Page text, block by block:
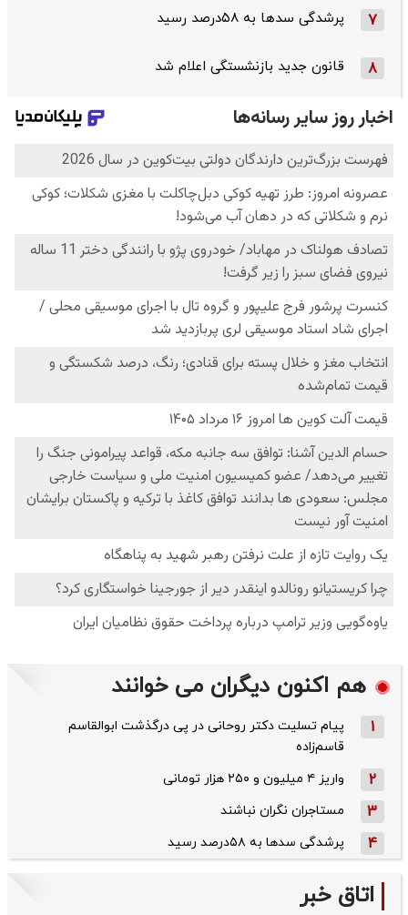
7 پرشدگی سدها به ۵۸درصد رسید
8 قانون جدید بازنشستگی اعلام شد
هم اکنون دیگران می خوانند
1
پیام تسلیت دکتر روحانی در پی درگذشت ابوالقاسم
قاسم‌زاده
2 واریز ۴ میلیون و ۲۵۰ هزار تومانی
3 مستاجران نگران نباشند
4 پرشدگی سدها به ۵۸درصد رسید
اتاق خبر